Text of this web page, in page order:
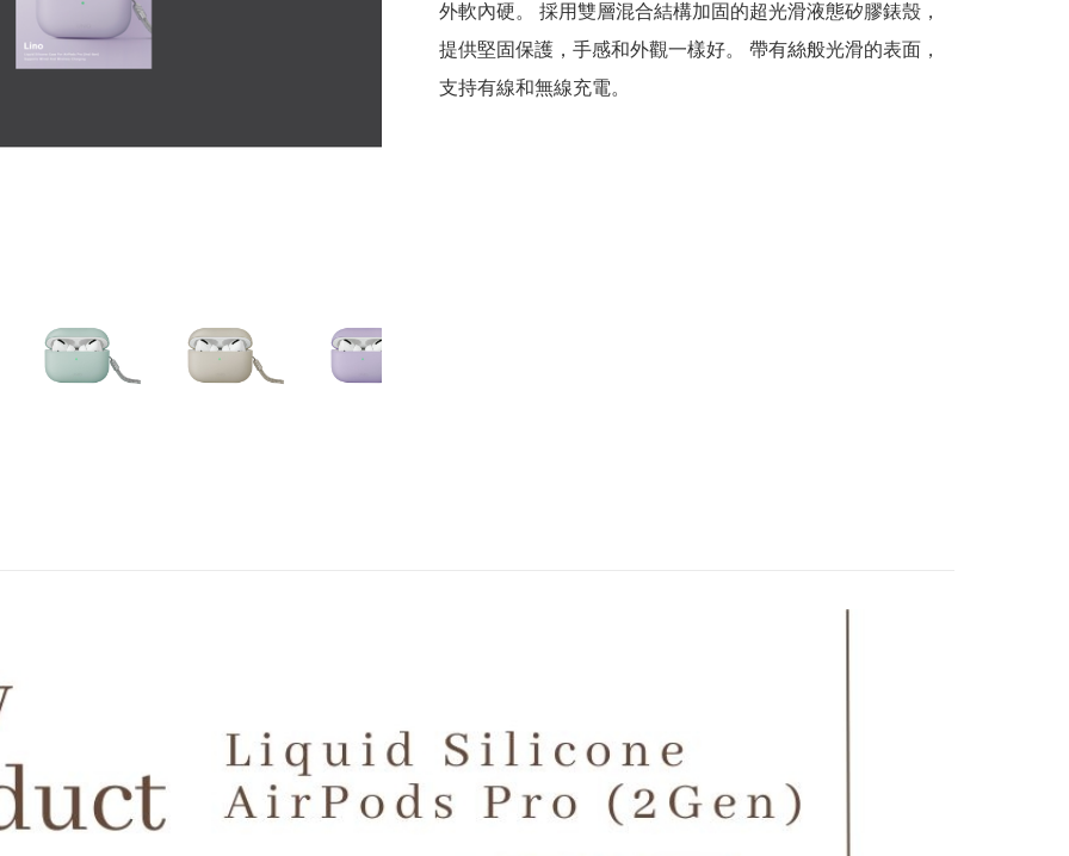
外軟內硬。 採用雙層混合結構加固的超光滑液態矽膠錶殼，
提供堅固保護，手感和外觀一樣好。 帶有絲般光滑的表面，
支持有線和無線充電。